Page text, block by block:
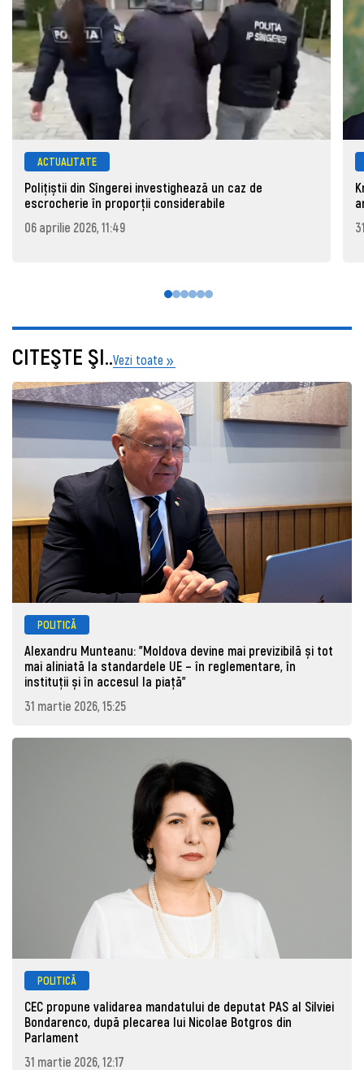
ACTUALITATE
Polițiștii din Sîngerei investighează un caz de
escrocherie în proporții considerabile
06 aprilie 2026, 11:49
CITEŞTE ŞI..Vezi toate
POLITICĂ
Alexandru Munteanu: "Moldova devine mai previzibilă și tot
mai aliniată la standardele UE – în reglementare, în
instituții și în accesul la piață"
31 martie 2026, 15:25
POLITICĂ
CEC propune validarea mandatului de deputat PAS al Silviei
Bondarenco, după plecarea lui Nicolae Botgros din
Parlament
31 martie 2026, 12:17